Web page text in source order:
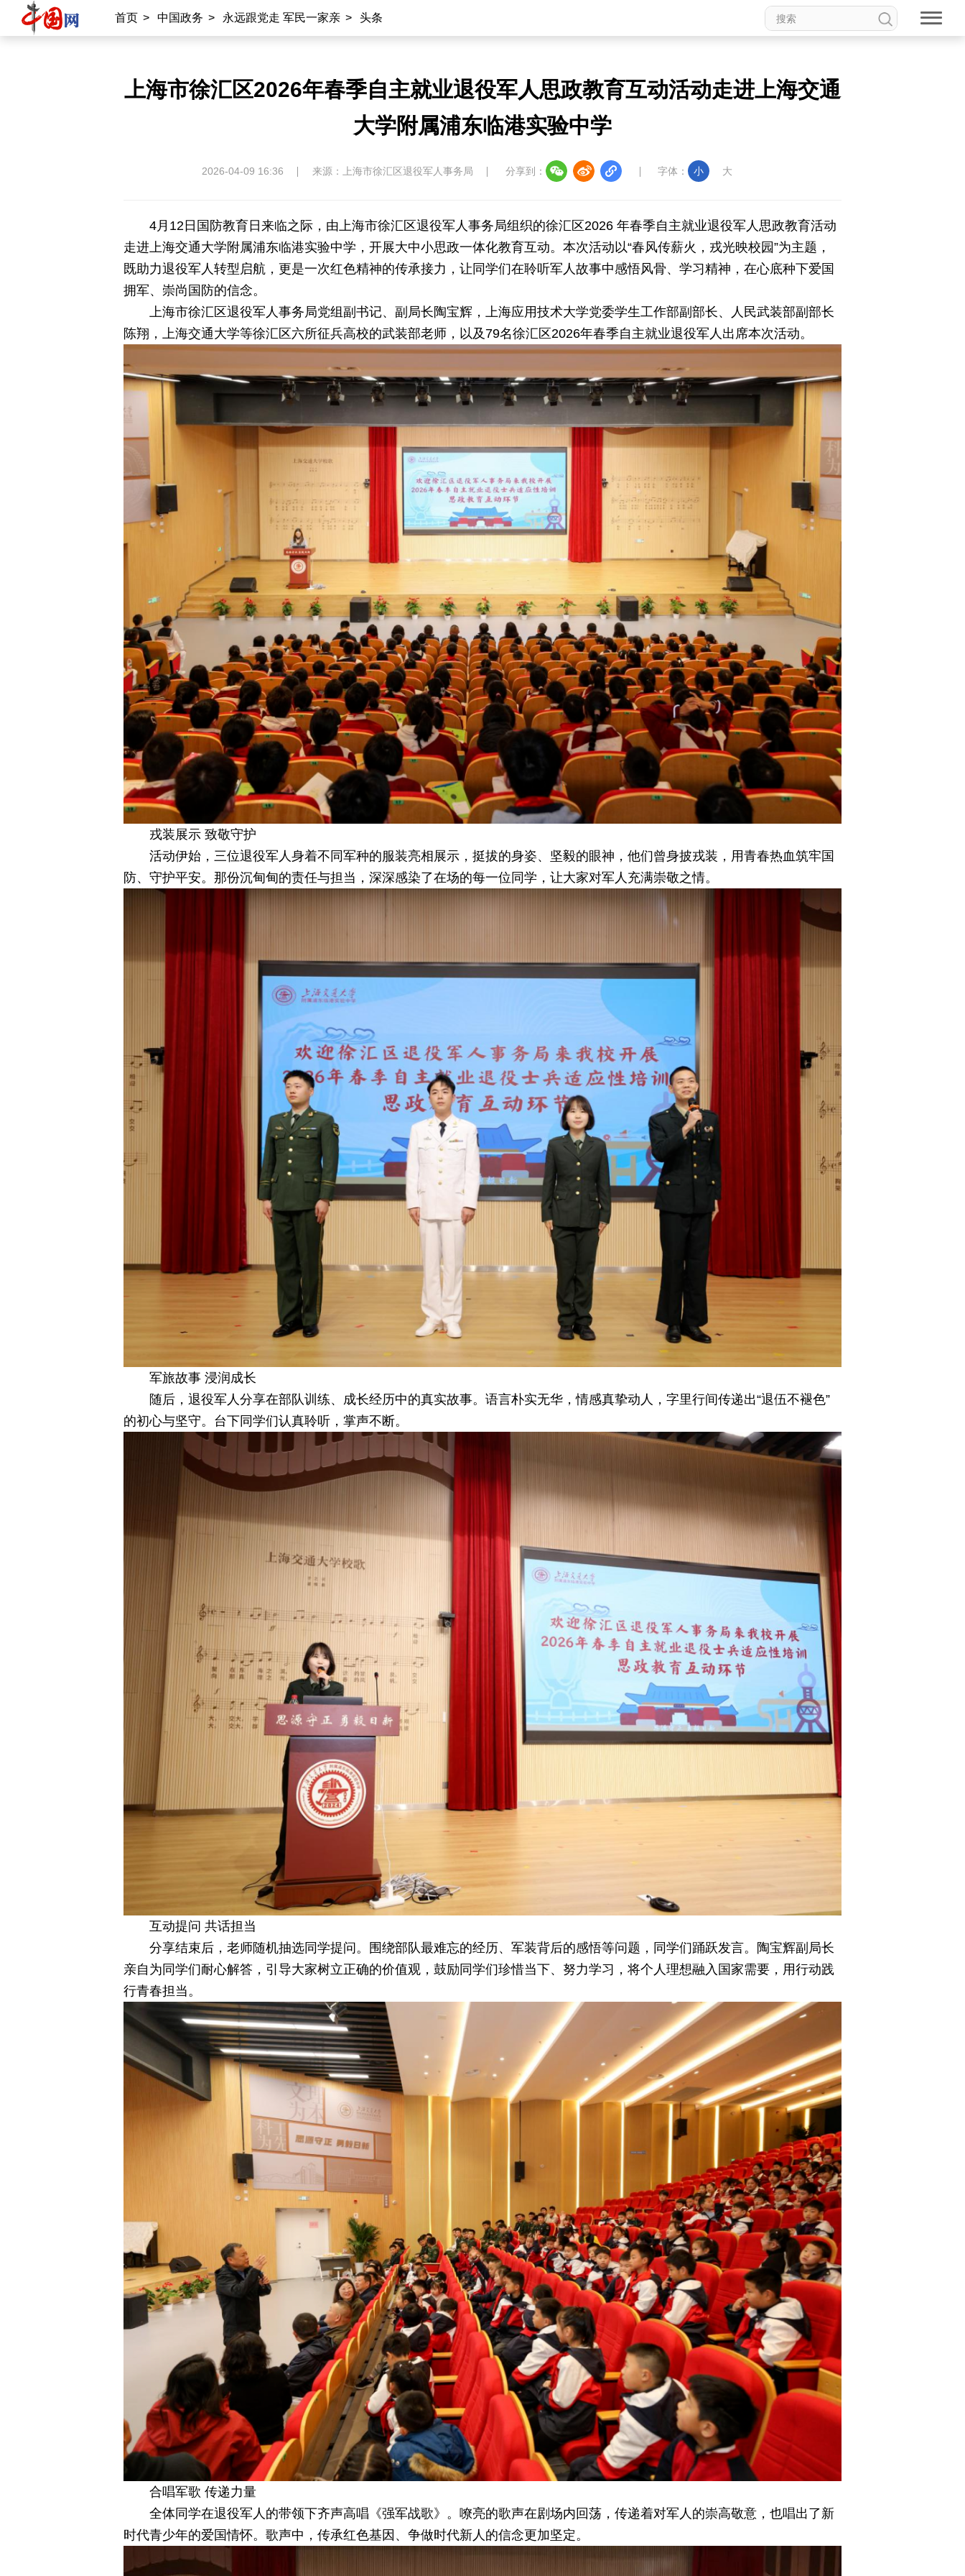
首页 > 中国政务 > 永远跟党走 军民一家亲 > 头条
上海市徐汇区2026年春季自主就业退役军人思政教育互动活动走进上海交通
大学附属浦东临港实验中学
2026-04-09 16:36 来源：上海市徐汇区退役军人事务局 分享到： 字体： 小 大
4月12日国防教育日来临之际，由上海市徐汇区退役军人事务局组织的徐汇区2026 年春季自主就业退役军人思政教育活动
走进上海交通大学附属浦东临港实验中学，开展大中小思政一体化教育互动。本次活动以“春风传薪火，戎光映校园”为主题，
既助力退役军人转型启航，更是一次红色精神的传承接力，让同学们在聆听军人故事中感悟风骨、学习精神，在心底种下爱国
拥军、崇尚国防的信念。
上海市徐汇区退役军人事务局党组副书记、副局长陶宝辉，上海应用技术大学党委学生工作部副部长、人民武装部副部长
陈翔，上海交通大学等徐汇区六所征兵高校的武装部老师，以及79名徐汇区2026年春季自主就业退役军人出席本次活动。
戎装展示 致敬守护
活动伊始，三位退役军人身着不同军种的服装亮相展示，挺拔的身姿、坚毅的眼神，他们曾身披戎装，用青春热血筑牢国
防、守护平安。那份沉甸甸的责任与担当，深深感染了在场的每一位同学，让大家对军人充满崇敬之情。
军旅故事 浸润成长
随后，退役军人分享在部队训练、成长经历中的真实故事。语言朴实无华，情感真挚动人，字里行间传递出“退伍不褪色”
的初心与坚守。台下同学们认真聆听，掌声不断。
互动提问 共话担当
分享结束后，老师随机抽选同学提问。围绕部队最难忘的经历、军装背后的感悟等问题，同学们踊跃发言。陶宝辉副局长
亲自为同学们耐心解答，引导大家树立正确的价值观，鼓励同学们珍惜当下、努力学习，将个人理想融入国家需要，用行动践
行青春担当。
合唱军歌 传递力量
全体同学在退役军人的带领下齐声高唱《强军战歌》。嘹亮的歌声在剧场内回荡，传递着对军人的崇高敬意，也唱出了新
时代青少年的爱国情怀。歌声中，传承红色基因、争做时代新人的信念更加坚定。